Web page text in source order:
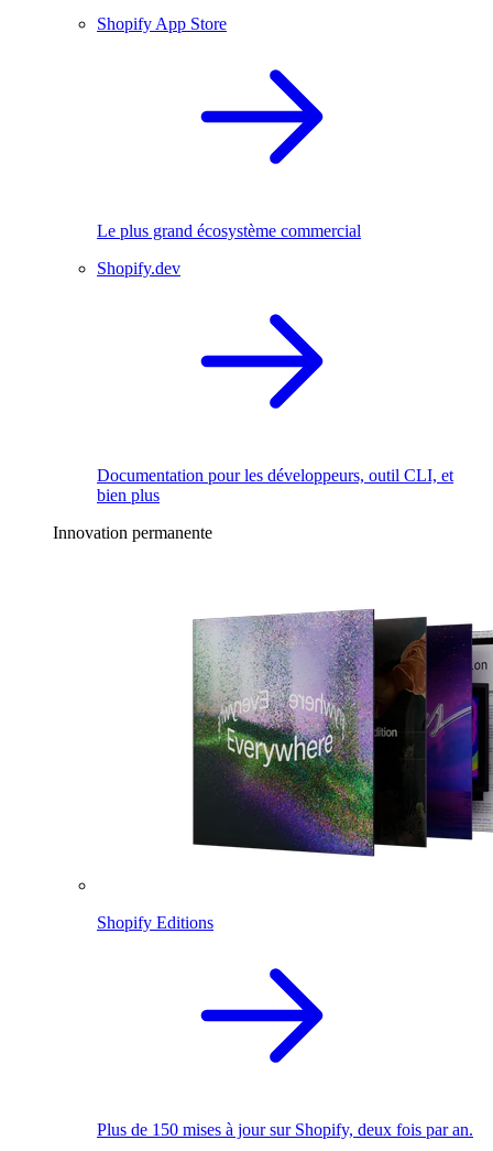
Shopify App Store
Le plus grand écosystème commercial
Shopify.dev
Documentation pour les développeurs, outil CLI, et
bien plus
Innovation permanente
Shopify Editions
Plus de 150 mises à jour sur Shopify, deux fois par an.